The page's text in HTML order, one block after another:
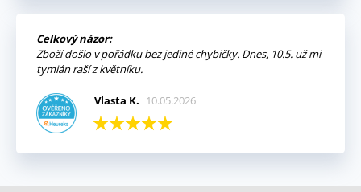
Celkový názor:
Zboží došlo v pořádku bez jediné chybičky. Dnes, 10.5. už mi
tymián raší z květníku.
Vlasta K. 10.05.2026